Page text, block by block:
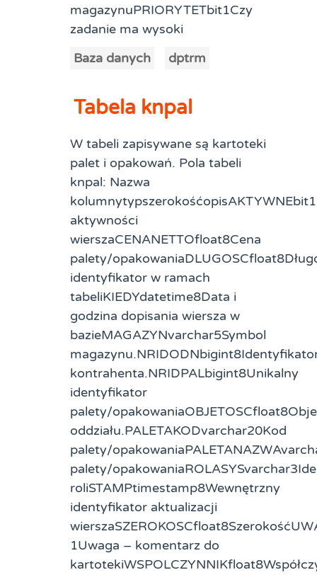
magazynuPRIORYTETbit1Czy
zadanie ma wysoki
Baza danych
dptrm
Tabela knpal
W tabeli zapisywane są kartoteki
palet i opakowań. Pola tabeli
knpal: Nazwa
aktywności
wierszaCENANETTOfloat8Cena
palety/
identyfikator w ramach
tabeliKIEDYdatetime8Data i
godzina dopisania wiersza w
bazieMAGAZYNvarchar5Symbol
kontrahenta.NRIDPALbigint8Unikalny
identyfikator
palety/
oddziału.PALETAKODvarchar20Kod
palety/
palety/
roliSTAMPtimestamp8Wewnętrzny
identyfikator aktualizacji
1Uwaga – komentarz do